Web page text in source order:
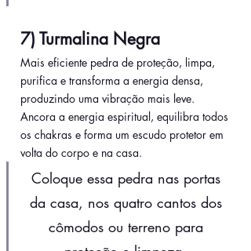
7) Turmalina Negra
Mais eficiente pedra de proteção, limpa,
purifica e transforma a energia densa,
produzindo uma vibração mais leve.
Ancora a energia espiritual, equilibra todos
os chakras e forma um escudo protetor em
volta do corpo e na casa.
Coloque essa pedra nas portas
da casa, nos quatro cantos dos
cômodos ou terreno para